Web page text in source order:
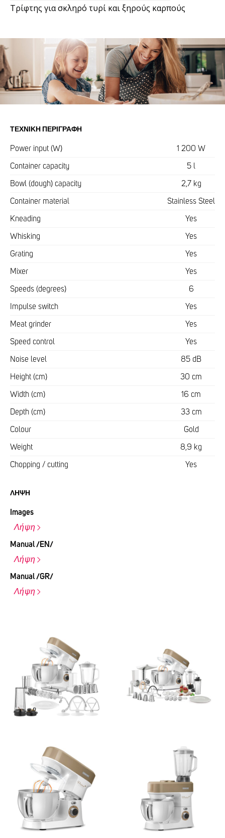
Τρίφτης για σκληρό τυρί και ξηρούς καρπούς
ΤΕΧΝΙΚΉ ΠΕΡΙΓΡΑΦΉ
Power input (W) 1 200 W
Container capacity 5 l
Bowl (dough) capacity 2,7 kg
Container material Stainless Steel
Kneading Yes
Whisking Yes
Grating Yes
Mixer Yes
Speeds (degrees) 6
Impulse switch Yes
Meat grinder Yes
Speed control Yes
Noise level 85 dB
Height (cm) 30 cm
Width (cm) 16 cm
Depth (cm) 33 cm
Colour Gold
Weight 8,9 kg
Chopping / cutting Yes
ΛΉΨΗ
Images
Λήψη
Manual /EN/
Λήψη
Manual /GR/
Λήψη